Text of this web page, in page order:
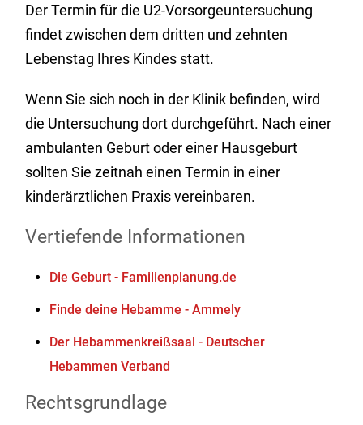
Der Termin für die U2-Vorsorgeuntersuchung
findet zwischen dem dritten und zehnten
Lebenstag Ihres Kindes statt.
Wenn Sie sich noch in der Klinik befinden, wird
die Untersuchung dort durchgeführt. Nach einer
ambulanten Geburt oder einer Hausgeburt
sollten Sie zeitnah einen Termin in einer
kinderärztlichen Praxis vereinbaren.
Vertiefende Informationen
Die Geburt - Familienplanung.de
Finde deine Hebamme - Ammely
Der Hebammenkreißsaal - Deutscher
Hebammen Verband
Rechtsgrundlage